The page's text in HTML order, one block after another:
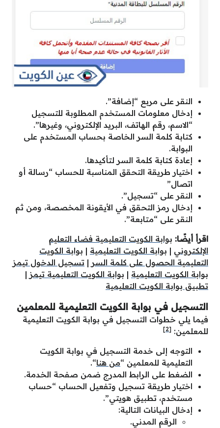
النقر على مربع “إضافة”.
إدخال معلومات المستخدم المطلوبة للتسجيل
“الاسم، رقم الهاتف، البريد الإلكتروني، وغيرها”.
كتابة كلمة السر الخاصة بحساب المستخدم على
البوابة.
إعادة كتابة كلمة السر لتأكيدها.
اختيار طريقة التحقق المناسبة للحساب “رسالة أو
اتصال”
النقر على “تسجيل”.
إدخال رمز التحقق في الأيقونة المخصصة، ومن ثم
النقر على “متابعة”.
اقرأ أيضًا: بوابة الكويت التعليمية فضاء التعليم
الإلكتروني | بوابة الكويت التعليمية | بوابة الكويت
التعليمية الحصول على كلمة السر | تسجيل الدخول تيمز
بوابة الكويت التعليمية | بوابة الكويت التعليمية تيمز |
تطبيق بوابة الكويت التعليمية
التسجيل في بوابة الكويت التعليمية للمعلمين
فيما يلي خطوات التسجيل في بوابة الكويت التعليمية
للمعلمين: [2]
التوجه إلى خدمة التسجيل في بوابة الكويت
التعليمية للمعلمين “من هنا“.
الضغط على الرابط المدرج ضمن صفحة الخدمة.
اختيار طريقة تسجيل وتفعيل الحساب “حساب
مستخدم، تطبيق هويتي”.
إدخال البيانات التالية:
الرقم المدني.